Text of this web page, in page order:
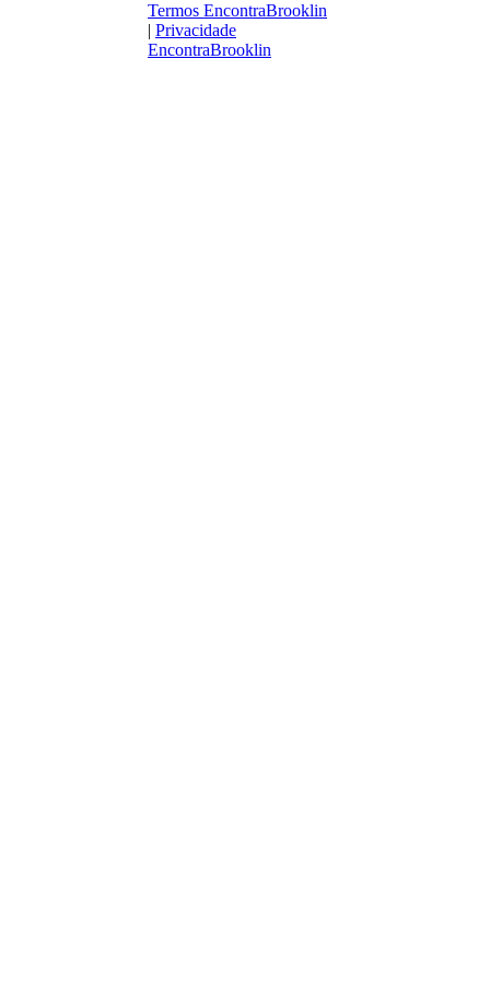
Termos EncontraBrooklin
| Privacidade
EncontraBrooklin